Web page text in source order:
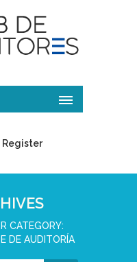
Register
CATEGORY:
DE AUDITORÍA